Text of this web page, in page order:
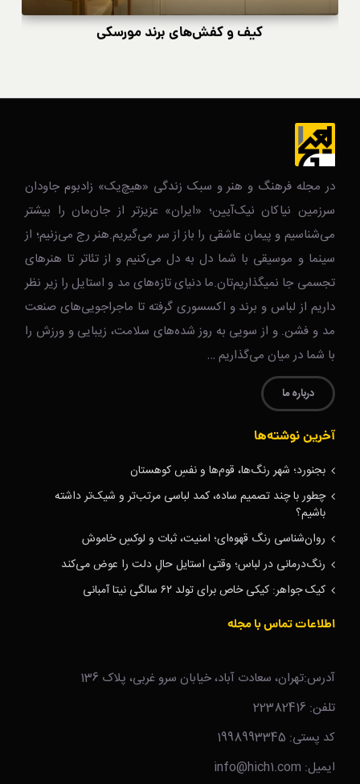
کیف و کفش‌های برند مورسکی
در مجله فرهنگ و هنر و سبک زندگی‌ «هیچ‌یک» زادبوم جاودان
سرزمین نیاکان نیک‌‌‌آیین؛ «ایران» عزیزتر از جان‌مان را بیشتر
می‌شناسیم و پیمان عاشقی را باز از سر می‌گیریم.هنر رج می‌زنیم؛ از
سینما و موسیقی با شما دل به دل می‌کنیم و از تئاتر تا هنرهای
تجسمی جا نمیگذاریم‌تان.ما دنیای تازه‌های مد و استایل را زیر نظر
داریم از لباس و برند و اکسسوری گرفته تا ماجراجویی‌های صنعت
مد و فشن. و از سویی به روز شده‌های سلامت، زیبایی و ورزش را
با شما در میان می‌گذاریم …
درباره ما
آخرین نوشته‌ها
بجنورد؛ شهر رنگ‌ها، قوم‌ها و نفسِ کوهستان
چطور با چند تصمیم ساده، کمد لباسی مرتب‌تر و شیک‌تر داشته
باشیم؟
روان‌شناسی رنگ قهوه‌ای؛ امنیت، ثبات و لوکسِ خاموش
رنگ‌درمانی در لباس؛ وقتی استایل حالِ دلت را عوض می‌کند
کیک جواهر: کیکی خاص برای تولد ۶۲ سالگی نیتا آمبانی
اطلاعات تماس با مجله
آدرس:تهران، سعادت آباد، خیابان سرو غربی، پلاک 136
تلفن: 22382416
کد پستی: 1998993345
ایمیل: info@hich1.com